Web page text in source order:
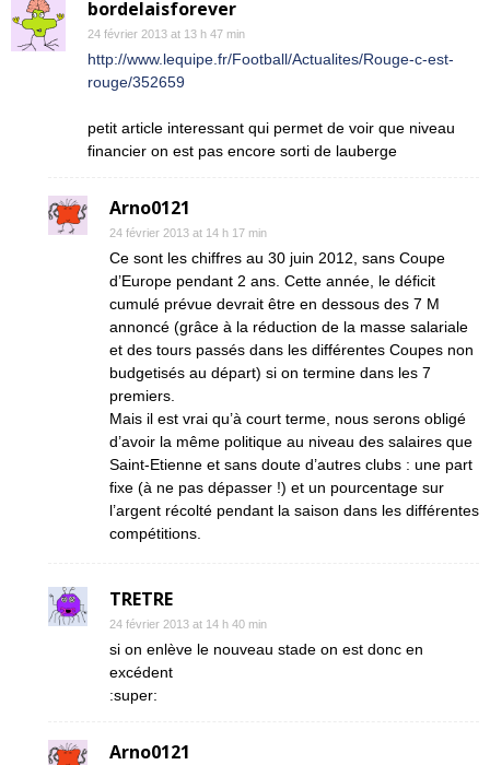
bordelaisforever
24 février 2013 at 13 h 47 min
http://www.lequipe.fr/Football/Actualites/Rouge-c-est-
rouge/352659
petit article interessant qui permet de voir que niveau
financier on est pas encore sorti de lauberge
Arno0121
24 février 2013 at 14 h 17 min
Ce sont les chiffres au 30 juin 2012, sans Coupe
d’Europe pendant 2 ans. Cette année, le déficit
cumulé prévue devrait être en dessous des 7 M
annoncé (grâce à la réduction de la masse salariale
et des tours passés dans les différentes Coupes non
budgetisés au départ) si on termine dans les 7
premiers.
Mais il est vrai qu’à court terme, nous serons obligé
d’avoir la même politique au niveau des salaires que
Saint-Etienne et sans doute d’autres clubs : une part
fixe (à ne pas dépasser !) et un pourcentage sur
l’argent récolté pendant la saison dans les différentes
compétitions.
TRETRE
24 février 2013 at 14 h 40 min
si on enlève le nouveau stade on est donc en
excédent
:super:
Arno0121